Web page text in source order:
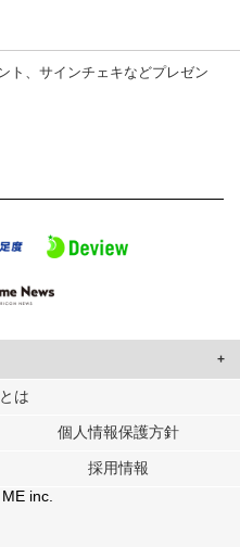
ト、サインチェキなどプレゼン
ザーに合わせたコンテンツや広告の
トナーに提供しています。
パートナーに提供した他の情報や、
したときに収集した他の情報を組み
は
個人情報保護方針
採用情報
inc.